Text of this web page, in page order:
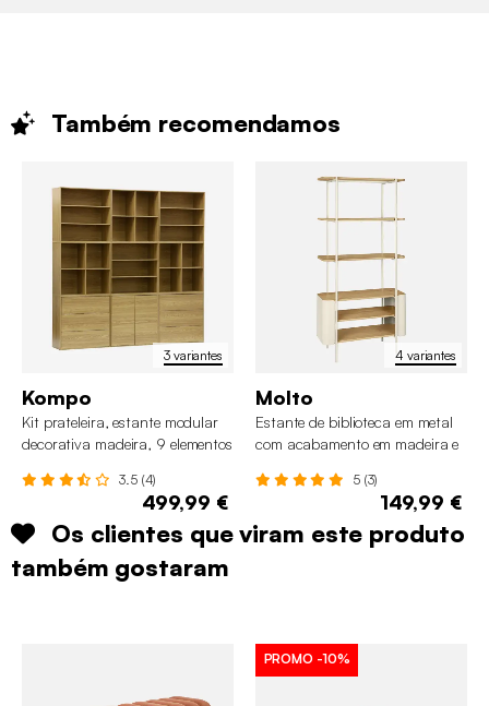
Também recomendamos
3 variantes
Kompo
Kit prateleira, estante modular
decorativa madeira, 9 elementos
3.5 (4)
499,99 €
4 variantes
Molto
Estante de biblioteca em metal
com acabamento em madeira e
5 (3)
149,99 €
Os clientes que viram este produto
também gostaram
PROMO -10%